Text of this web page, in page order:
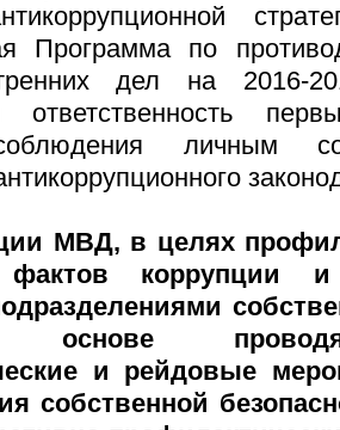
Программа по
дел на 2016-
ответственность
личным
МВД, в целях
коррупции
основе
и рейдовые
собственной